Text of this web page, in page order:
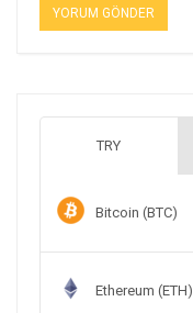
TRY
Bitcoin (BTC)
Ethereum (ETH)